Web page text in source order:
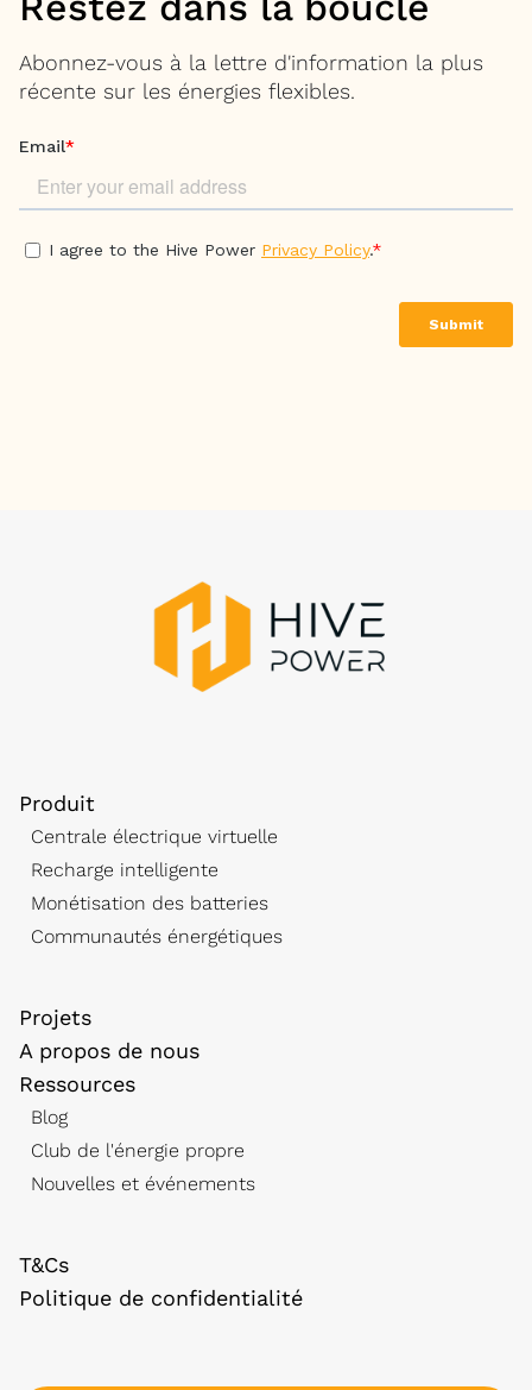
Abonnez-vous à la lettre d'information la plus
récente sur les énergies flexibles.
Produit
Centrale électrique virtuelle
Recharge intelligente
Monétisation des batteries
Communautés énergétiques
Projets
A propos de nous
Ressources
Blog
Club de l'énergie propre
Nouvelles et événements
T&Cs
Politique de confidentialité